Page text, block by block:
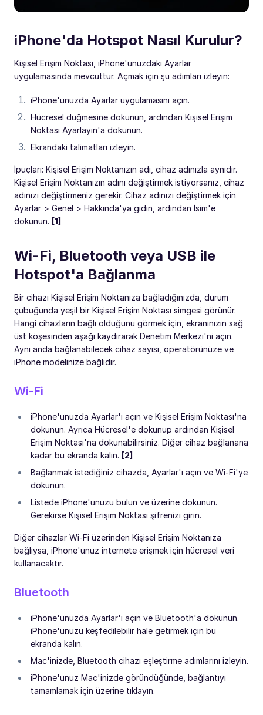
iPhone'da Hotspot Nasıl Kurulur?
Kişisel Erişim Noktası, iPhone'unuzdaki Ayarlar
uygulamasında mevcuttur. Açmak için şu adımları izleyin:
iPhone'unuzda Ayarlar uygulamasını açın.
Hücresel düğmesine dokunun, ardından Kişisel Erişim
Noktası Ayarlayın'a dokunun.
Ekrandaki talimatları izleyin.
İpuçları: Kişisel Erişim Noktanızın adı, cihaz adınızla aynıdır.
Kişisel Erişim Noktanızın adını değiştirmek istiyorsanız, cihaz
adınızı değiştirmeniz gerekir. Cihaz adınızı değiştirmek için
Ayarlar > Genel > Hakkında'ya gidin, ardından İsim'e
dokunun. [1]
Wi-Fi, Bluetooth veya USB ile
Hotspot'a Bağlanma
Bir cihazı Kişisel Erişim Noktanıza bağladığınızda, durum
çubuğunda yeşil bir Kişisel Erişim Noktası simgesi görünür.
Hangi cihazların bağlı olduğunu görmek için, ekranınızın sağ
üst köşesinden aşağı kaydırarak Denetim Merkezi'ni açın.
Aynı anda bağlanabilecek cihaz sayısı, operatörünüze ve
iPhone modelinize bağlıdır.
Wi-Fi
iPhone'unuzda Ayarlar'ı açın ve Kişisel Erişim Noktası'na
dokunun. Ayrıca Hücresel'e dokunup ardından Kişisel
Erişim Noktası'na dokunabilirsiniz. Diğer cihaz bağlanana
kadar bu ekranda kalın. [2]
Bağlanmak istediğiniz cihazda, Ayarlar'ı açın ve Wi-Fi'ye
dokunun.
Listede iPhone'unuzu bulun ve üzerine dokunun.
Gerekirse Kişisel Erişim Noktası şifrenizi girin.
Diğer cihazlar Wi-Fi üzerinden Kişisel Erişim Noktanıza
bağlıysa, iPhone'unuz internete erişmek için hücresel veri
kullanacaktır.
Bluetooth
iPhone'unuzda Ayarlar'ı açın ve Bluetooth'a dokunun.
iPhone'unuzu keşfedilebilir hale getirmek için bu
ekranda kalın.
Mac'inizde, Bluetooth cihazı eşleştirme adımlarını izleyin.
iPhone'unuz Mac'inizde göründüğünde, bağlantıyı
tamamlamak için üzerine tıklayın.